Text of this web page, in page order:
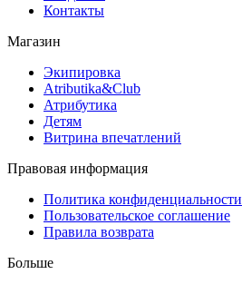
Контакты
Магазин
Экипировка
Atributika&Club
Атрибутика
Детям
Витрина впечатлений
Правовая информация
Политика конфиденциальности
Пользовательское соглашение
Правила возврата
Больше